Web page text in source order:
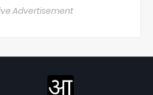
Advertisement